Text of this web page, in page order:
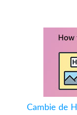
Cambie de